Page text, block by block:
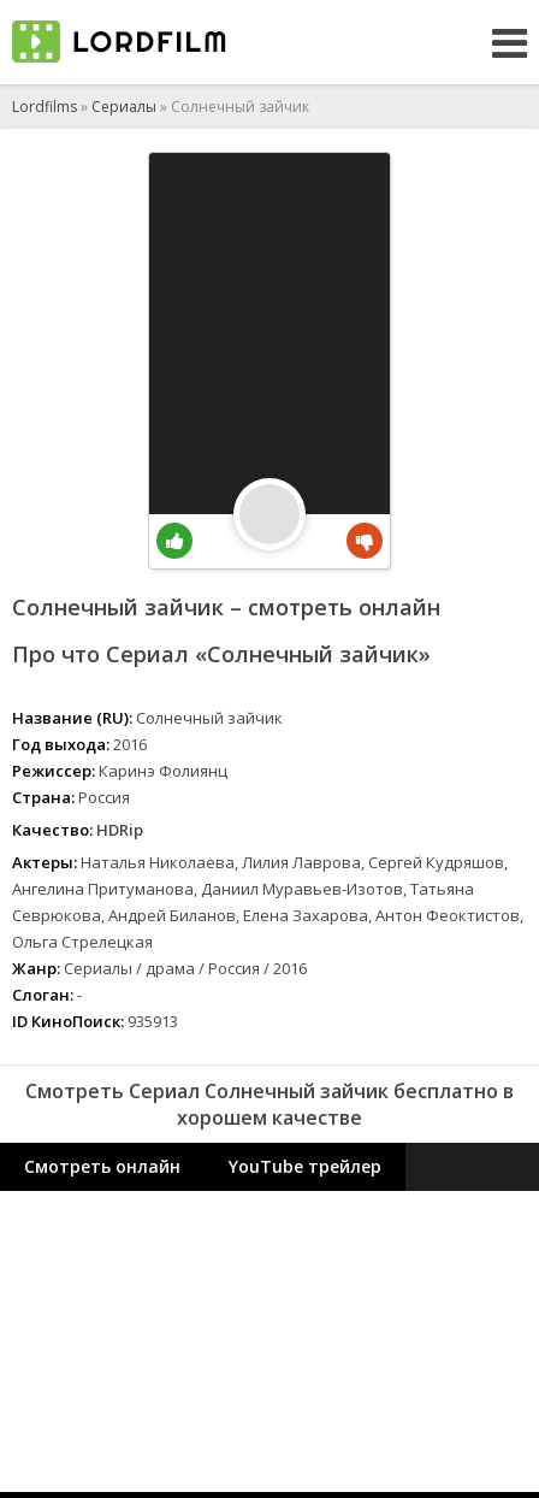
Lordfilms» Сериалы » Солнечный зайчик
Солнечный зайчик – смотреть онлайн
Про что Сериал «Солнечный зайчик»
Название (RU): Солнечный зайчик
Год выхода:2016
Режиссер:Каринэ Фолиянц
Страна:Россия
Качество: HDRip
Актеры:Наталья Николаева, Лилия Лаврова, Сергей Кудряшов,
Ангелина Притуманова, Даниил Муравьев-Изотов, Татьяна
Севрюкова, Андрей Биланов, Елена Захарова, Антон Феоктистов,
Ольга Стрелецкая
Жанр: Сериалы / драма / Россия / 2016
Слоган:-
ID КиноПоиск: 935913
Смотреть Сериал Солнечный зайчик бесплатно в
хорошем качестве
Смотреть онлайн YouTube трейлер